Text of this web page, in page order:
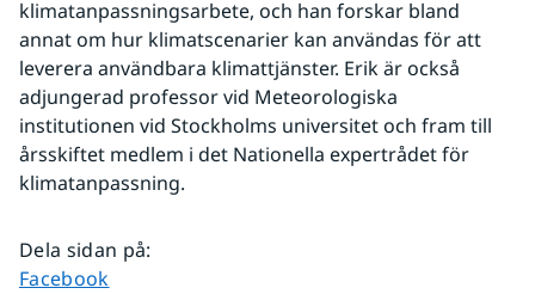
klimatanpassningsarbete, och han forskar bland
annat om hur klimatscenarier kan användas för att
leverera användbara klimattjänster. Erik är också
adjungerad professor vid Meteorologiska
institutionen vid Stockholms universitet och fram till
årsskiftet medlem i det Nationella expertrådet för
klimatanpassning.
Dela sidan på:
Dela sidan på
Facebook